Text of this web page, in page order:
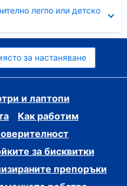
легло или детско
за настаняване
и лаптопи
Как работим
за бисквитки
препоръки